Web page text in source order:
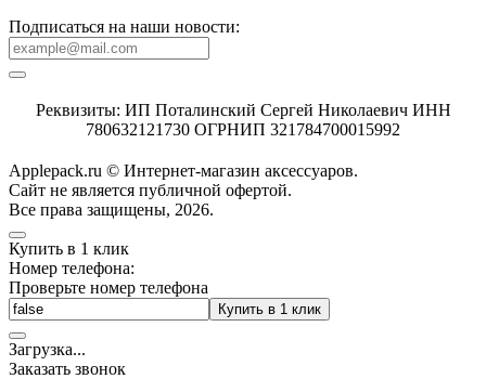
Подписаться на наши новости:
Реквизиты: ИП Поталинский Сергей Николаевич ИНН
780632121730 ОГРНИП 321784700015992
Applepack.ru © Интернет-магазин аксессуаров.
Cайт не является публичной офертой.
Все права защищены, 2026.
Купить в 1 клик
Номер телефона:
Проверьте номер телефона
Купить в 1 клик
Загрузка...
Заказать звонок